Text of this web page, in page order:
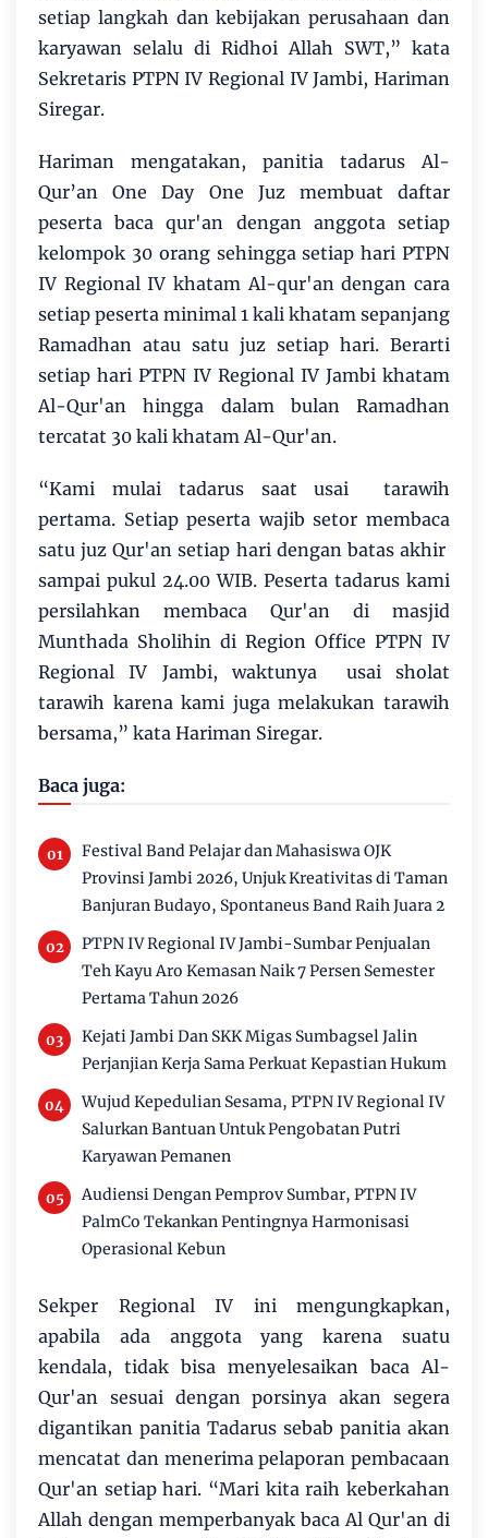
setiap langkah dan kebijakan perusahaan dan
karyawan selalu di Ridhoi Allah SWT,” kata
Sekretaris PTPN IV Regional IV Jambi, Hariman
Siregar.
Hariman mengatakan, panitia tadarus Al-
Qur’an One Day One Juz membuat daftar
peserta baca qur'an dengan anggota setiap
kelompok 30 orang sehingga setiap hari PTPN
IV Regional IV khatam Al-qur'an dengan cara
setiap peserta minimal 1 kali khatam sepanjang
Ramadhan atau satu juz setiap hari. Berarti
setiap hari PTPN IV Regional IV Jambi khatam
Al-Qur'an hingga dalam bulan Ramadhan
tercatat 30 kali khatam Al-Qur'an.
“Kami mulai tadarus saat usai tarawih
pertama. Setiap peserta wajib setor membaca
satu juz Qur'an setiap hari dengan batas akhir
sampai pukul 24.00 WIB. Peserta tadarus kami
persilahkan membaca Qur'an di masjid
Munthada Sholihin di Region Office PTPN IV
Regional IV Jambi, waktunya usai sholat
tarawih karena kami juga melakukan tarawih
bersama,” kata Hariman Siregar.
Baca juga:
Festival Band Pelajar dan Mahasiswa OJK
Provinsi Jambi 2026, Unjuk Kreativitas di Taman
Banjuran Budayo, Spontaneus Band Raih Juara 2
PTPN IV Regional IV Jambi-Sumbar Penjualan
Teh Kayu Aro Kemasan Naik 7 Persen Semester
Pertama Tahun 2026
Kejati Jambi Dan SKK Migas Sumbagsel Jalin
Perjanjian Kerja Sama Perkuat Kepastian Hukum
Wujud Kepedulian Sesama, PTPN IV Regional IV
Salurkan Bantuan Untuk Pengobatan Putri
Karyawan Pemanen
Audiensi Dengan Pemprov Sumbar, PTPN IV
PalmCo Tekankan Pentingnya Harmonisasi
Operasional Kebun
Sekper Regional IV ini mengungkapkan,
apabila ada anggota yang karena suatu
kendala, tidak bisa menyelesaikan baca Al-
Qur'an sesuai dengan porsinya akan segera
digantikan panitia Tadarus sebab panitia akan
mencatat dan menerima pelaporan pembacaan
Qur'an setiap hari. “Mari kita raih keberkahan
Allah dengan memperbanyak baca Al Qur'an di